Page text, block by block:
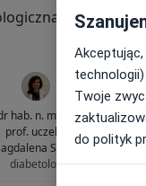
Konsultacja diabetologiczna (kolejna wizyta)
hab. n. med.,
prof. uczelni
Szopa
diabetolog
Twoje
do polityk